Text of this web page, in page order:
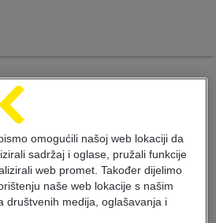
o
radnog
omogućili našoj web lokaciji da
sadržaj i oglase, pružali funkcije
web promet. Također dijelimo
naše web lokacije s našim
društvenih medija, oglašavanja i